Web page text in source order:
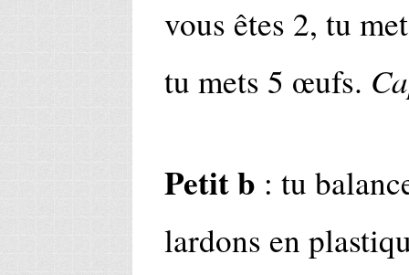
vous êtes 2, tu
tu mets 5 œufs.
Petit b : tu
lardons en